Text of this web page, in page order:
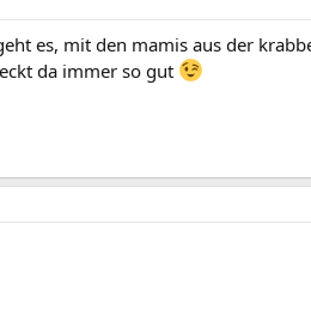
es, mit den mamis aus der
da immer so gut